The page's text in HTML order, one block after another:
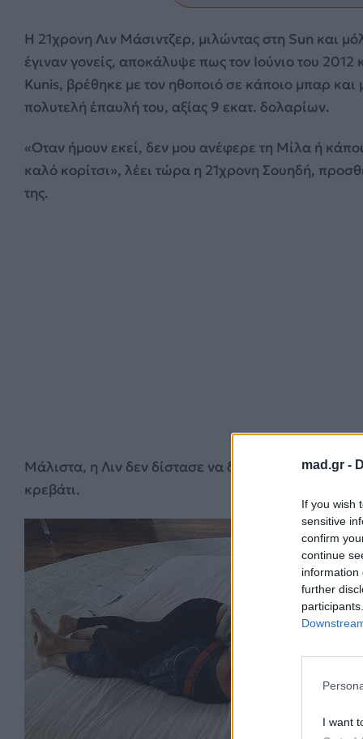
mad.gr -
If you wish
sensitive
confirm
continue
information
further
I want
Η 21χρονη Λιν Μάσιντζερ, μιλώντας στη Sun και
έγιναν γονείς, αποκάλυψε πως τον Ιούνιο του
Kunis, βρέθηκε με τον ηθοποιό σε κάποιο μπαρ και
πολυτελή έπαυλή του, αξίας 9 εκατ. δολαρίων.
«Οταν ήμουν εκεί, δεν μου ανέφερε τη Μίλα ή
καλό κορίτσι», λέει τώρα η 21χρονη Σουηδή,
της.
Μάλιστα, η Λιν δεν δίστασε να δώσει στον Τύπο
κρεβάτι.